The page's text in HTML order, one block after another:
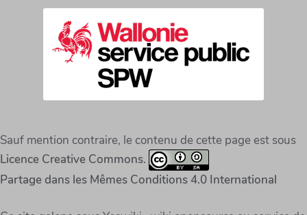
Sauf mention contraire, le contenu de cette page est sous
Licence Creative Commons.
Partage dans les Mêmes Conditions 4.0 International